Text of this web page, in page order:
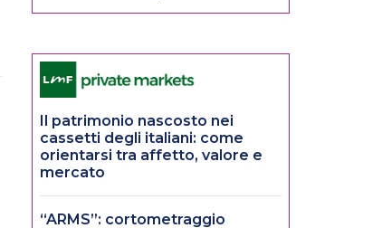
Il patrimonio nascosto nei
cassetti degli italiani: come
orientarsi tra affetto, valore e
mercato
“ARMS”: cortometraggio